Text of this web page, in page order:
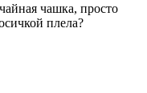
чашка, просто
плела?